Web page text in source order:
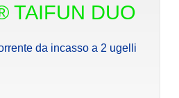
TAIFUN DUO
da incasso a 2 ugelli